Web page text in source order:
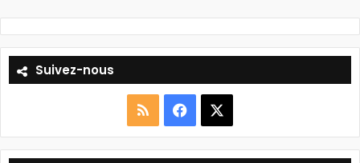
Suivez-nous
RSS Facebook